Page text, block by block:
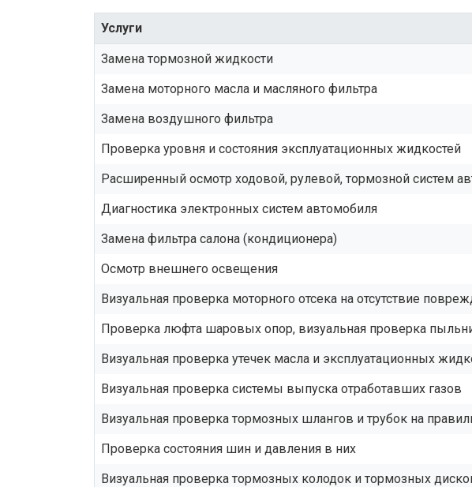
Услуги
Замена тормозной жидкости
Замена моторного масла и масляного фильтра
Замена воздушного фильтра
Проверка уровня и состояния эксплуатационных жидкостей
Расширенный осмотр ходовой, рулевой, тормозной систем
Диагностика электронных систем автомобиля
Замена фильтра салона (кондиционера)
Осмотр внешнего освещения
Визуальная проверка моторного отсека на отсутствие
Проверка люфта шаровых опор, визуальная проверка
Визуальная проверка утечек масла и эксплуатационных
Визуальная проверка системы выпуска отработавших газов
Визуальная проверка тормозных шлангов и трубок на
Проверка состояния шин и давления в них
Визуальная проверка тормозных колодок и тормозных